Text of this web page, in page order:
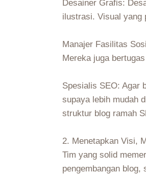
Desainer Grafis:
ilustrasi. Visual yang
Manajer Fasilitas
Mereka juga
Spesialis SEO: Agar
supaya lebih mudah
struktur blog ramah
2. Menetapkan Visi,
Tim yang solid
pengembangan